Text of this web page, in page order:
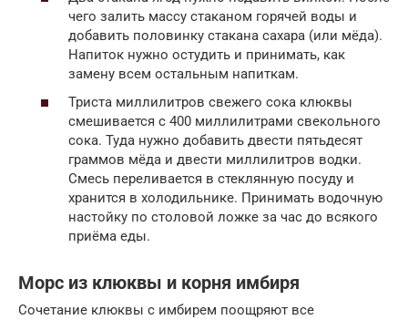
чего залить массу стаканом горячей воды и
добавить половинку стакана сахара (или мёда).
Напиток нужно остудить и принимать, как
замену всем остальным напиткам.
Триста миллилитров свежего сока клюквы
смешивается с 400 миллилитрами свекольного
сока. Туда нужно добавить двести пятьдесят
граммов мёда и двести миллилитров водки.
Смесь переливается в стеклянную посуду и
хранится в холодильнике. Принимать водочную
настойку по столовой ложке за час до всякого
приёма еды.
Морс из клюквы и корня имбиря
Сочетание клюквы с имбирем поощряют все